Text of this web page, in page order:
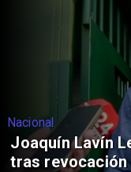
Nacional
Joaquín Lavín
tras revocación